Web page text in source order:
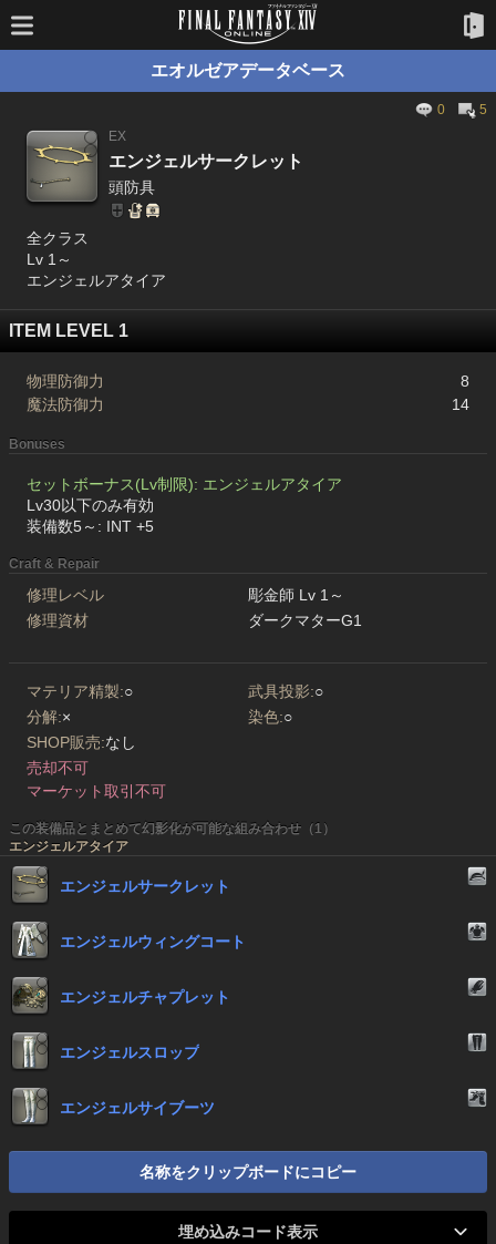
エオルゼアデータベース
0
5
EX
エンジェルサークレット
頭防具
全クラス
Lv 1～
エンジェルアタイア
ITEM LEVEL 1
物理防御力
8
魔法防御力
14
Bonuses
セットボーナス(Lv制限): エンジェルアタイア
Lv30以下のみ有効
装備数5～: INT +5
Craft & Repair
修理レベル
彫金師 Lv 1～
修理資材
ダークマターG1
マテリア精製:○ 武具投影:○
分解:× 染色:○
SHOP販売:なし
売却不可
マーケット取引不可
この装備品とまとめて幻影化が可能な組み合わせ（1）
エンジェルアタイア
エンジェルサークレット
エンジェルウィングコート
エンジェルチャプレット
エンジェルスロップ
エンジェルサイブーツ
名称をクリップボードにコピー
埋め込みコード表示